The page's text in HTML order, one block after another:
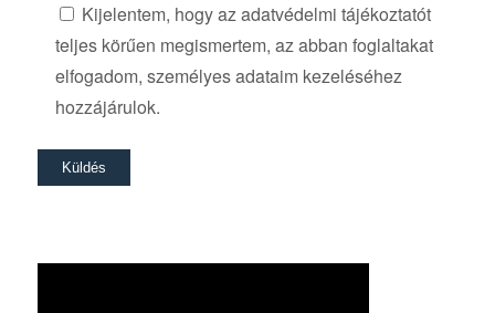
Kijelentem, hogy az adatvédelmi tájékoztatót
teljes körűen megismertem, az abban foglaltakat
elfogadom, személyes adataim kezeléséhez
hozzájárulok.